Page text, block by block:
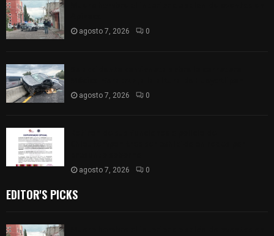
agosto 7, 2026 0
agosto 7, 2026 0
agosto 7, 2026 0
EDITOR'S PICKS